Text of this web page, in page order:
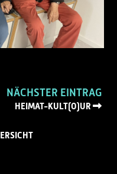
NÄCHSTER EINTRAG
HEIMAT-KULT(O)UR